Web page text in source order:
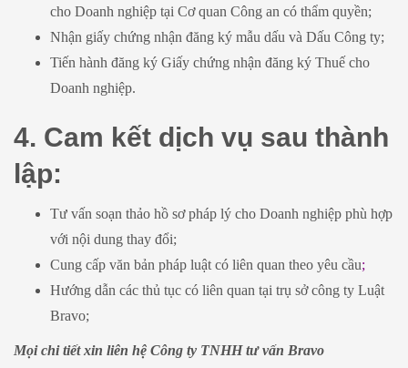
cho Doanh nghiệp tại Cơ quan Công an có thẩm quyền;
Nhận giấy chứng nhận đăng ký mẫu dấu và Dấu Công ty;
Tiến hành đăng ký Giấy chứng nhận đăng ký Thuế cho
Doanh nghiệp.
4. Cam kết dịch vụ sau thành
lập:
Tư vấn soạn thảo hồ sơ pháp lý cho Doanh nghiệp phù hợp
với nội dung thay đổi;
Cung cấp văn bản pháp luật có liên quan theo yêu cầu;
Hướng dẫn các thủ tục có liên quan tại trụ sở công ty Luật
Bravo;
Mọi chi tiết xin liên hệ Công ty TNHH tư vấn Bravo